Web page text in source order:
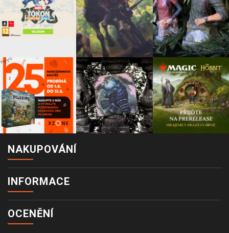
NAKUPOVÁNÍ
INFORMACE
OCENĚNÍ